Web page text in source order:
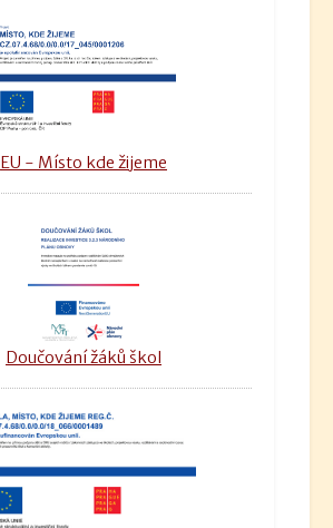
EU - Místo kde žijeme
Doučování žáků škol